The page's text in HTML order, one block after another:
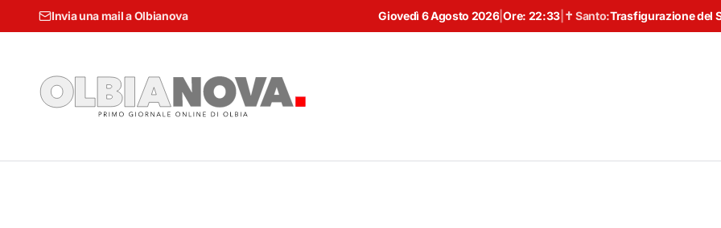
Invia una mail a Olbianova Giovedì 6 Agosto 2026 |Ore: 22:33| ✝ Santo:Trasfigurazione del